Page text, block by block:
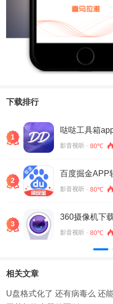
下载排行
1
哒哒工具箱
影音视听 · 80℃
2
百度掘金APP
影音视听 · 80℃
3
360摄像机下
影音视听 · 80℃
相关文章
U盘格式化了 还有病毒么 还